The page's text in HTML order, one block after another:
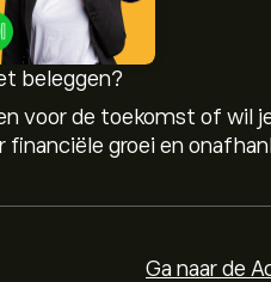
beleggen?
voor de toekomst of wil
financiële groei en
Ga naar de
voor AS Creation
en
voor AS
en verwachte groei. Bekijk